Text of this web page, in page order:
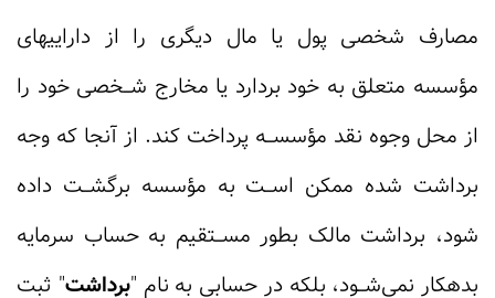
مصارف شخصی پول یا مال دیگری را از داراییهای
مؤسسە متعلق به خود بردارد یا مخارج شــخصی خود را
از محل وجوه نقد مؤسســه پرداخت کند. از آنجا که وجه
برداشت شده ممکن اســت به مؤسسه برگشــت داده
شود، برداشت مالک بطور مســتقیم به حساب سرمایه
بدهکار نمی‌شــود، بلکه در حسابی به نام "برداشت" ثبت